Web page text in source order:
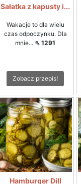
Sałatka z kapusty i...
Wakacje to dla wielu
czas odpoczynku. Dla
mnie... ⇖ 1291
Zobacz przepis!
Hamburger Dill